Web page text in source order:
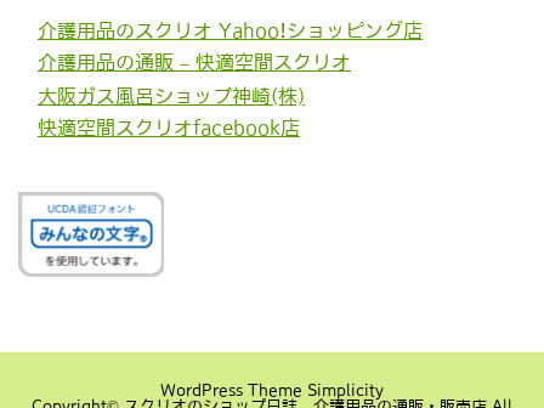
介護用品のスクリオ Yahoo!ショッピング店
介護用品の通販 – 快適空間スクリオ
大阪ガス風呂ショップ神崎(株)
快適空間スクリオfacebook店
WordPress Theme Simplicity